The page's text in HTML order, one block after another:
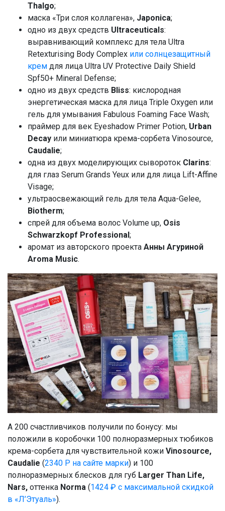
Thalgo;
маска «Три слоя коллагена», Japonica;
одно из двух средств Ultraceuticals:
выравнивающий комплекс для тела Ultra
Retexturising Body Complex или солнцезащитный
крем для лица Ultra UV Protective Daily Shield
Spf50+ Mineral Defense;
одно из двух средств Bliss: кислородная
энергетическая маска для лица Triple Oxygen или
гель для умывания Fabulous Foaming Face Wash;
праймер для век Eyeshadow Primer Potion, Urban
Decay или миниатюра крема-сорбета Vinosource,
Caudalie;
одна из двух моделирующих сывороток Сlarins:
для глаз Serum Grands Yeux или для лица Lift-Affine
Visage;
ультраосвежающий гель для тела Aqua-Gelee,
Biotherm;
спрей для объема волос Volume up, Osis
Schwarzkopf Professional;
аромат из авторского проекта Анны Агуриной
Aroma Music.
А 200 счастливчиков получили по бонусу: мы
положили в коробочки 100 полноразмерных тюбиков
крема-сорбета для чувствительной кожи Vinosource,
Caudalie (2340 Р на сайте марки) и 100
полноразмерных блесков для губ Larger Than Life,
Nars, оттенка Norma (1424 ₽ с максимальной скидкой
в «Л’Этуаль»).